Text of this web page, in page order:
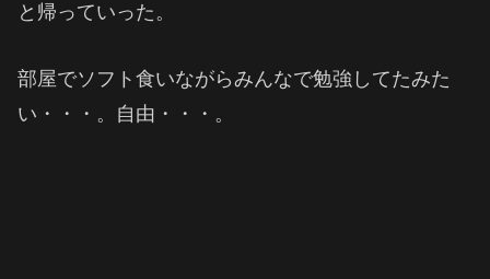
と帰っていった。
部屋でソフト食いながらみんなで勉強してたみた
い・・・。自由・・・。